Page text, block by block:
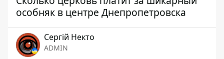
особняк в центре Днепропетровска
Сергій Некто
ADMIN